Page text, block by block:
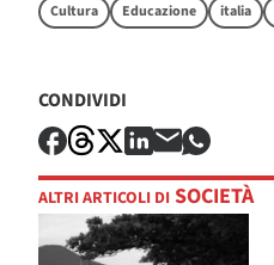
Cultura Educazione italia
CONDIVIDI
ALTRI ARTICOLI DI SOCIETÀ